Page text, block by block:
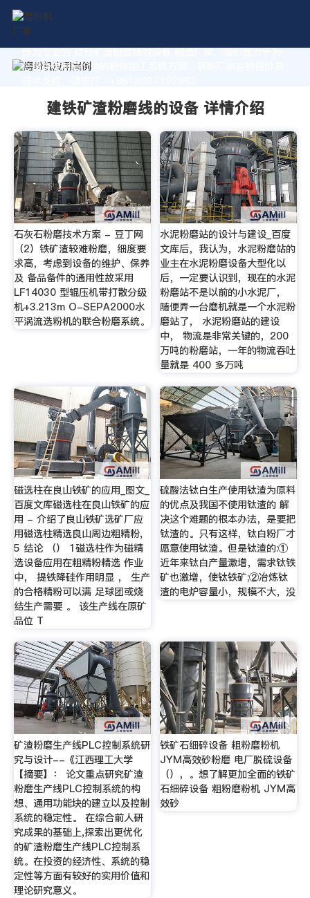
作为专业的 建铁矿渣粉磨线的设备 制造厂家，我们致力于为
您量身定制高价值的粉体加工系统方案。获取厂家直销报价及
建铁矿渣粉磨线的设备 详情介绍
石灰石粉磨技术方案 - 豆丁网
（2）铁矿渣较难粉磨，细度要
求高，考虑到设备的维护、保养
及 备品备件的通用性故采用
LF14030 型辊压机带打散分级
机+3.213m O-SEPA2000水
平涡流选粉机的联合粉磨系统。
水泥粉磨站的设计与建设_百度
文库后，我认为，水泥粉磨站的
业主在水泥粉磨设备大型化以
后，一定要认识到，现在的水泥
粉磨站不是以前的小水泥厂，
随便弄一台磨机就是一个水泥粉
磨站了， 水泥粉磨站的建设
中， 物流是非常关键的，200
万吨的粉磨站，一年的物流吞吐
量就是 400 多万吨
磁选柱在良山铁矿的应用_图文_
百度文库磁选柱在良山铁矿的应
用 - 介绍了良山铁矿选矿厂应
用磁选柱精选良山周边粗精粉,
5 结论 （） 1磁选柱作为磁精
选设备应用在粗精粉精选 作业
中， 提铁降硅作用明显 ， 生产
的合格精粉可以满 足球团或烧
结生产需要 。 该生产线在原矿
品位 T
硫酸法钛白生产使用钛渣为原料
的优点及我国不使用钛渣的 解
决这个难题的根本办法，是要把
钛渣的。只有这样，钛白粉厂才
愿意使用钛渣。但是钛渣的:①
近年来钛白产量激增，需求钛铁
矿也激增，使钛铁矿;②冶炼钛
渣的电炉容量小，规模不大，没
矿渣粉磨生产线PLC控制系统研
究与设计--《江西理工大学
【摘要】： 论文重点研究矿渣
粉磨生产线PLC控制系统的构
想、通用功能块的建立以及控制
系统的稳定性。 在综合前人研
究成果的基础上,探索出更优化
的矿渣粉磨生产线PLC控制系
统。在投资的经济性、系统的稳
定性等方面有较好的实用价值和
理论研究意义。
铁矿石细碎设备 粗粉磨粉机
JYM高效砂粉磨 电厂脱硫设备
（），。想了解更加全面的铁矿
石细碎设备 粗粉磨粉机 JYM高
效砂